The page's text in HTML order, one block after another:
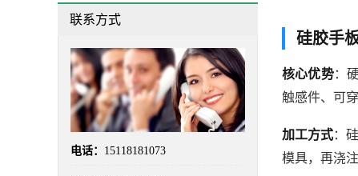
成本对比(2) 手板制造(2)
手板工艺(3) 手板打样(16)
手板打样流程(3) 手板报价(5)
手板材料(3) 手板模型(100)
联系方式
电话： 15118181073
硅胶手
核心优势：
触感件、可
加工方式：
模具，再浇